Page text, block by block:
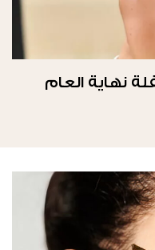
نهاية العام